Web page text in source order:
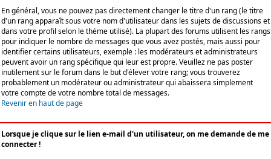
En général, vous ne pouvez pas directement changer le titre d'un rang (le titre
d'un rang apparaît sous votre nom d'utilisateur dans les sujets de discussions et
dans votre profil selon le thème utilisé). La plupart des forums utilisent les rangs
pour indiquer le nombre de messages que vous avez postés, mais aussi pour
identifier certains utilisateurs, exemple : les modérateurs et administrateurs
peuvent avoir un rang spécifique qui leur est propre. Veuillez ne pas poster
inutilement sur le forum dans le but d'élever votre rang; vous trouverez
probablement un modérateur ou administrateur qui abaissera simplement
votre compte de votre nombre total de messages.
Revenir en haut de page
Lorsque je clique sur le lien e-mail d'un utilisateur, on me demande de me
connecter !